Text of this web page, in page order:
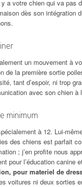
a votre chien qui va pas
dès son intégration
un mouvement à
de la première sortie
tant d’espoir, ni trop
avec son chien à
minimum
à 12. Lui-
des chiens est parfait
; j’en profite nous
pour l’éducation canine
pour materiel de
voitures ni deux sorties